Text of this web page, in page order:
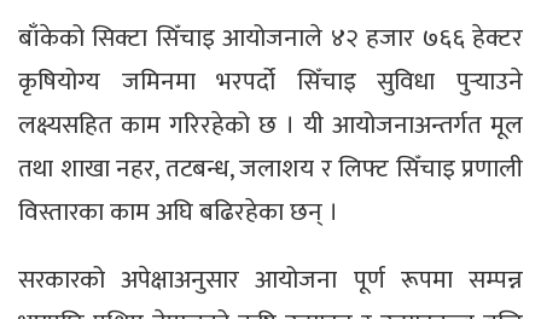
बाँकेको सिक्टा सिँचाइ आयोजनाले ४२ हजार ७६६ हेक्टर
कृषियोग्य जमिनमा भरपर्दो सिँचाइ सुविधा पुर्‍याउने
लक्ष्यसहित काम गरिरहेको छ । यी आयोजनाअन्तर्गत मूल
तथा शाखा नहर, तटबन्ध, जलाशय र लिफ्ट सिँचाइ प्रणाली
विस्तारका काम अघि बढिरहेका छन् ।
सरकारको अपेक्षाअनुसार आयोजना पूर्ण रूपमा सम्पन्न